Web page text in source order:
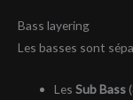
Bass layering
Les basses sont
LesSub Bass